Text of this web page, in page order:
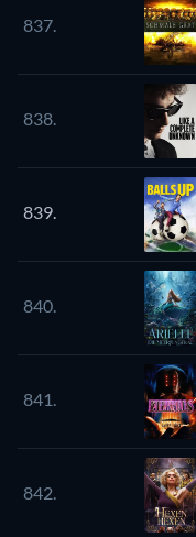
837.
838.
839.
840.
841.
842.